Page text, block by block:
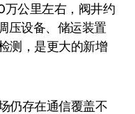
万公里左右，阀井约
压设备、储运装置
测，是更大的新增
仍存在通信覆盖不